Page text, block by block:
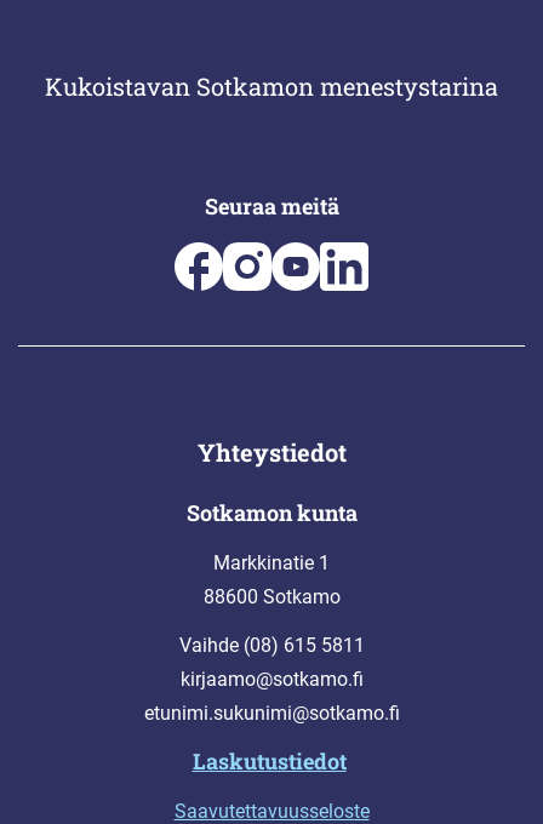
Kukoistavan Sotkamon menestystarina
Seuraa meitä
Yhteystiedot
Sotkamon kunta
Markkinatie 1
88600 Sotkamo
Vaihde (08) 615 5811
kirjaamo@sotkamo.fi
etunimi.sukunimi@sotkamo.fi
Laskutustiedot
Saavutettavuusseloste